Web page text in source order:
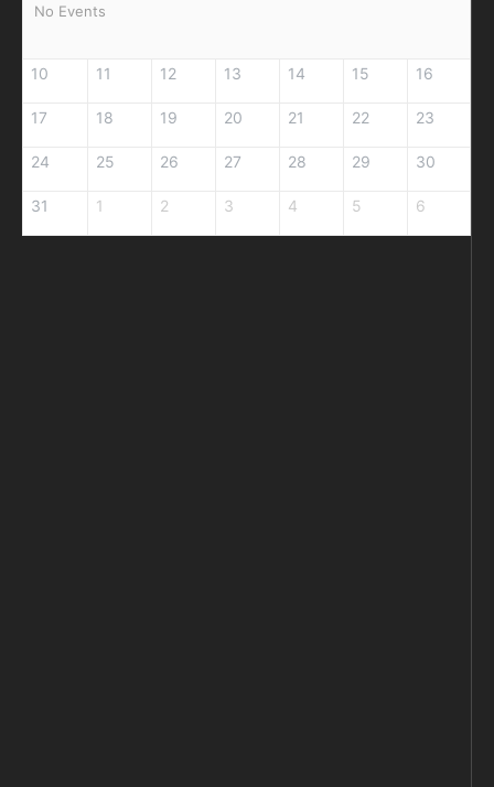
No Events
10 11 12 13 14 15 16
17 18 19 20 21 22 23
24 25 26 27 28 29 30
31 1 2 3 4 5 6